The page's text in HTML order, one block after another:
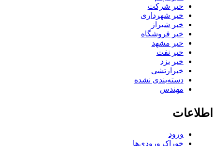
خبر شرکت
خبر شهرداری
خبر شیراز
خبر فروشگاه
خبر مشهد
خبر نفت
خبر یزد
خبرارتشی
دسته‌بندی نشده
مهندس
اطلاعات
ورود
خوراک ورودی‌ها